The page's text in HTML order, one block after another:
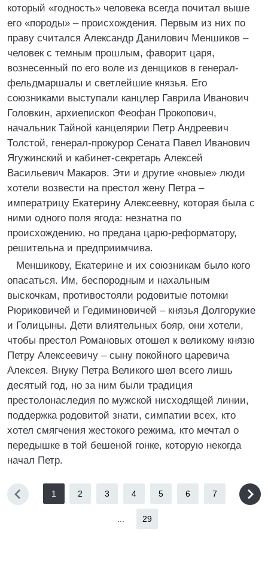
который «годность» человека всегда почитал выше
его «породы» – происхождения. Первым из них по
праву считался Александр Данилович Меншиков –
человек с темным прошлым, фаворит царя,
вознесенный по его воле из денщиков в генерал-
фельдмаршалы и светлейшие князья. Его
союзниками выступали канцлер Гаврила Иванович
Головкин, архиепископ Феофан Прокопович,
начальник Тайной канцелярии Петр Андреевич
Толстой, генерал-прокурор Сената Павел Иванович
Ягужинский и кабинет-секретарь Алексей
Васильевич Макаров. Эти и другие «новые» люди
хотели возвести на престол жену Петра –
императрицу Екатерину Алексеевну, которая была с
ними одного поля ягода: незнатна по
происхождению, но предана царю-реформатору,
решительна и предприимчива.
Меншикову, Екатерине и их союзникам было кого
опасаться. Им, беспородным и нахальным
выскочкам, противостояли родовитые потомки
Рюриковичей и Гедиминовичей – князья Долгорукие
и Голицыны. Дети влиятельных бояр, они хотели,
чтобы престол Романовых отошел к великому князю
Петру Алексеевичу – сыну покойного царевича
Алексея. Внуку Петра Великого шел всего лишь
десятый год, но за ним были традиция
престолонаследия по мужской нисходящей линии,
поддержка родовитой знати, симпатии всех, кто
хотел смягчения жестокого режима, кто мечтал о
передышке в той бешеной гонке, которую некогда
начал Петр.
1 2 3 4 5 6 7
29